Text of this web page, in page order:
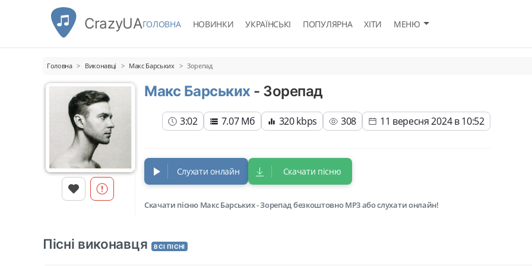
CrazyUAГОЛОВНА НОВИНКИ УКРАЇНСЬКІ ПОПУЛЯРНА ХІТИ МЕНЮ
Головна Виконавці Макс Барських Зорепад
Макс Барських - Зорепад
3:02 7.07 Мб 320 kbps 308 11 вересня 2024 в 10:52
Слухати онлайн Скачати пісню
Скачати пісню Макс Барських - Зорепад безкоштовно MP3 або слухати онлайн!
Пісні виконавця ВСІ ПІСНІ